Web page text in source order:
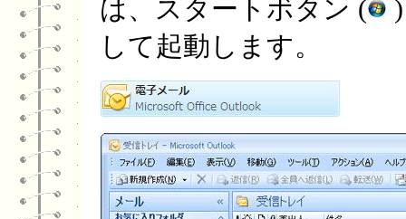
は、スタートボタン (
して起動します。